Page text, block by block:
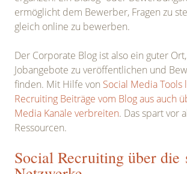
ermöglicht dem Bewerber, Fragen zu
gleich online zu bewerben.
Der Corporate Blog ist also ein guter
Jobangebote zu veröffentlichen und
finden. Mit Hilfe von Social Media Tools
Recruiting Beiträge vom Blog aus auch
Media Kanäle verbreiten. Das spart vor
Ressourcen.
Social Recruiting über die